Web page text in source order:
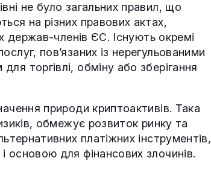
не було загальних правил, що
на різних правових актах,
держав-членів ЄС. Існують окремі
пов’язаних із нерегульованими
торгівлі, обміну або зберігання
природи криптоактивів. Така
обмежує розвиток ринку та
платіжних інструментів,
для фінансових злочинів.